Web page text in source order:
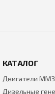
КАТАЛОГ
Двигатели ММЗ
Дизельные